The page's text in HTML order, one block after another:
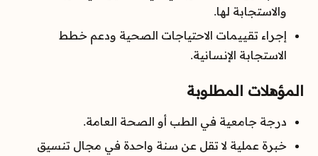
والاستجابة لها.
إجراء تقييمات الاحتياجات الصحية ودعم خطط
الاستجابة الإنسانية.
المؤهلات المطلوبة
درجة جامعية في الطب أو الصحة العامة.
خبرة عملية لا تقل عن سنة واحدة في مجال تنسيق